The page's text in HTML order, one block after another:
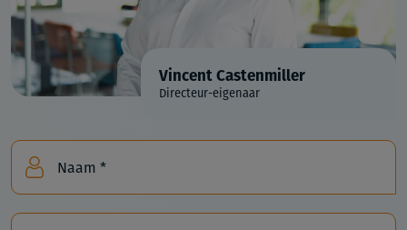
Vincent Castenmiller
Directeur-eigenaar
Naam *